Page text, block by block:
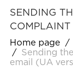
SENDING
Home page /
/
Sending
email (UA